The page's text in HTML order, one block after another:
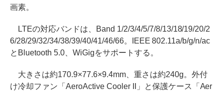
画素。
LTEの対応バンドは、Band 1/2/3/4/5/7/8/13/18/19/20/2
6/28/29/32/34/38/39/40/41/46/66。IEEE 802.11a/b/g/n/ac
とBluetooth 5.0、WiGigをサポートする。
大きさは約170.9×77.6×9.4mm、重さは約240g。外付
け冷却ファン「AeroActive Cooler II」と保護ケース「Aer